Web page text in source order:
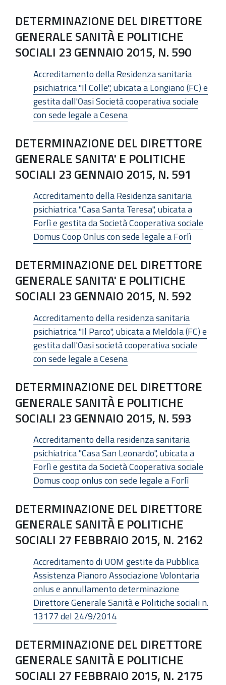
DETERMINAZIONE DEL DIRETTORE
GENERALE SANITÀ E POLITICHE
SOCIALI 23 GENNAIO 2015, N. 590
Accreditamento della Residenza sanitaria
psichiatrica "Il Colle", ubicata a Longiano (FC) e
gestita dall'Oasi Società cooperativa sociale
con sede legale a Cesena
DETERMINAZIONE DEL DIRETTORE
GENERALE SANITA' E POLITICHE
SOCIALI 23 GENNAIO 2015, N. 591
Accreditamento della Residenza sanitaria
psichiatrica "Casa Santa Teresa", ubicata a
Forlì e gestita da Società Cooperativa sociale
Domus Coop Onlus con sede legale a Forlì
DETERMINAZIONE DEL DIRETTORE
GENERALE SANITA' E POLITICHE
SOCIALI 23 GENNAIO 2015, N. 592
Accreditamento della residenza sanitaria
psichiatrica "Il Parco", ubicata a Meldola (FC) e
gestita dall'Oasi società cooperativa sociale
con sede legale a Cesena
DETERMINAZIONE DEL DIRETTORE
GENERALE SANITÀ E POLITICHE
SOCIALI 23 GENNAIO 2015, N. 593
Accreditamento della residenza sanitaria
psichiatrica "Casa San Leonardo", ubicata a
Forlì e gestita da Società Cooperativa sociale
Domus coop onlus con sede legale a Forlì
DETERMINAZIONE DEL DIRETTORE
GENERALE SANITÀ E POLITICHE
SOCIALI 27 FEBBRAIO 2015, N. 2162
Accreditamento di UOM gestite da Pubblica
Assistenza Pianoro Associazione Volontaria
onlus e annullamento determinazione
Direttore Generale Sanità e Politiche sociali n.
13177 del 24/9/2014
DETERMINAZIONE DEL DIRETTORE
GENERALE SANITÀ E POLITICHE
SOCIALI 27 FEBBRAIO 2015, N. 2175